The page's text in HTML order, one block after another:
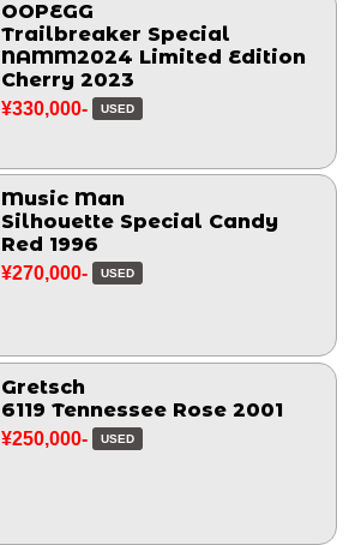
OOPEGG
Trailbreaker Special
NAMM2024 Limited Edition
Cherry 2023
¥330,000- USED
Music Man
Silhouette Special Candy
Red 1996
¥270,000- USED
Gretsch
6119 Tennessee Rose 2001
¥250,000- USED